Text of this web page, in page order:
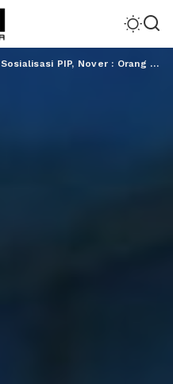
Sosialisasi PIP, Nover : Orang Tua Harus Tanamkan Cinta Daerah Pada Anaknya